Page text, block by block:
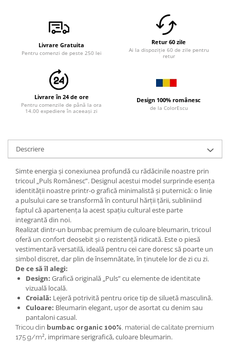
Livrare Gratuita
Pentru comenzi de peste 250 lei
Retur 60 zile
Ai la dispoziție 60 de zile pentru
retur
Livrare în 24 de ore
Pentru comenzile de până la ora
14.00 expediere în aceeași zi
Design 100% românesc
de la ColorEscu
Descriere
Simte energia și conexiunea profundă cu rădăcinile noastre prin
tricoul „Puls Românesc”. Designul acestui model surprinde esența
identității noastre printr-o grafică minimalistă și puternică: o linie
a pulsului care se transformă în conturul hărții țării, subliniind
faptul că apartenența la acest spațiu cultural este parte
integrantă din noi.
Realizat dintr-un bumbac premium de culoare bleumarin, tricoul
oferă un confort deosebit și o rezistență ridicată. Este o piesă
vestimentară versatilă, ideală pentru cei care doresc să poarte un
simbol discret, dar plin de însemnătate, în ținutele lor de zi cu zi.
De ce să îl alegi:
Design: Grafică originală „Puls” cu elemente de identitate
vizuală locală.
Croială: Lejeră potrivită pentru orice tip de siluetă masculină.
Culoare: Bleumarin elegant, ușor de asortat cu denim sau
pantaloni casual.
Tricou din bumbac organic 100%, material de calitate premium
175 g/m², imprimare serigrafică, culoare bleumarin.